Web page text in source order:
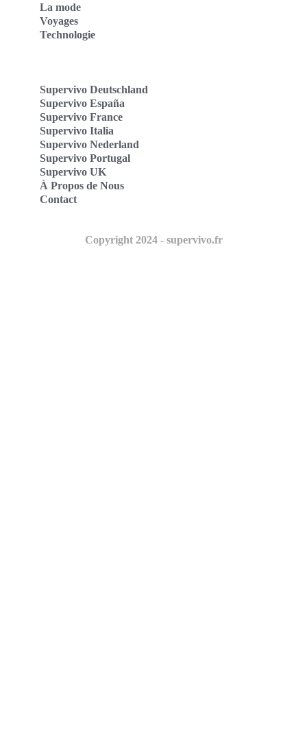
La mode
Voyages
Technologie
Supervivo Deutschland
Supervivo España
Supervivo France
Supervivo Italia
Supervivo Nederland
Supervivo Portugal
Supervivo UK
À Propos de Nous
Contact
Copyright 2024 - supervivo.fr